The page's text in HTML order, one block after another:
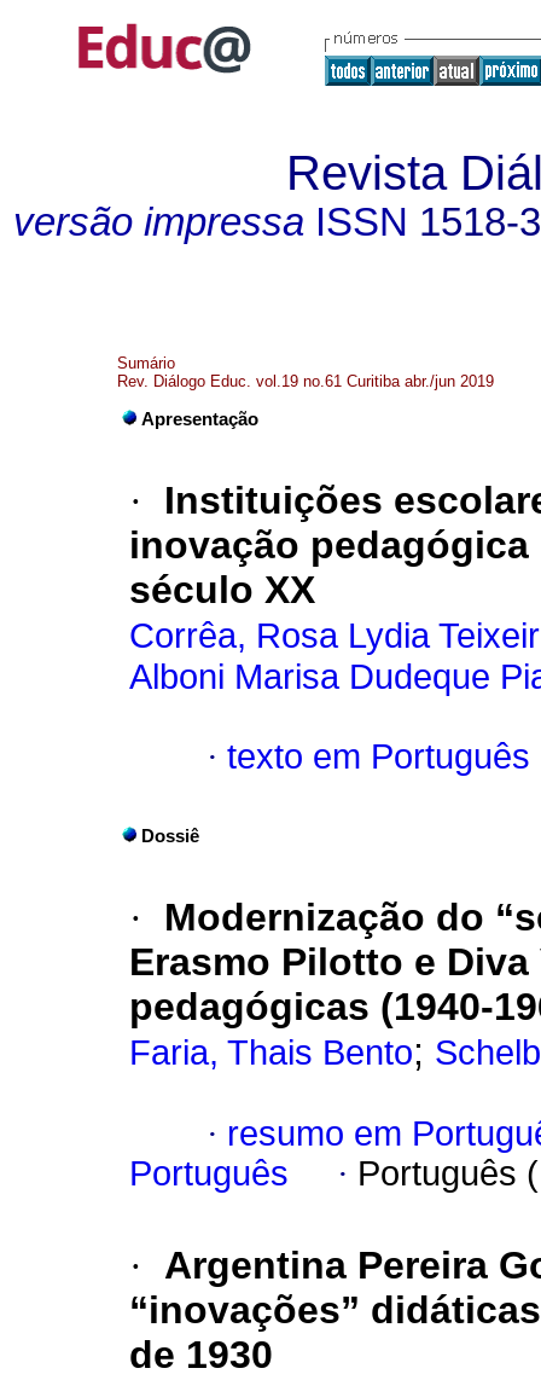
Revista
versão impressa ISSN 1518-
Sumário
Rev. Diálogo Educ. vol.19 no.61 Curitiba abr./jun 2019
Apresentação
·
Instituições
inovação
século XX
Corrêa, Rosa Lydia
Alboni Marisa Dudeque
· texto em Português
Dossiê
·
Modernização do
Erasmo Pilotto e
pedagógicas (1940-
Faria, Thais Bento;
· resumo em
Português
· Português
·
Argentina Pereira
“inovações”
de 1930